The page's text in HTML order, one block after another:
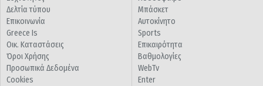
Δελτία τύπου
Επικοινωνία
Greece Is
Οικ. Καταστάσεις
Όροι Χρήσης
Προσωπικά Δεδομένα
Cookies
Μπάσκετ
Αυτοκίνητο
Sports
Επικαιρότητα
Βαθμολογίες
WebTv
Enter